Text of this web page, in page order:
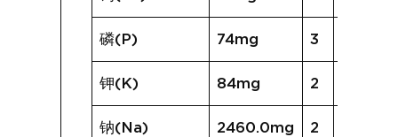
磷(P) 74mg 3
钾(K) 84mg 2
钠(Na) 2460.0mg 2